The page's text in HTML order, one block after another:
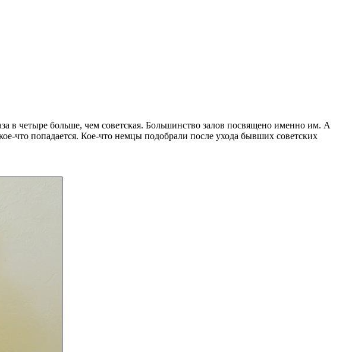
в четыре больше, чем советская. Большинство залов посвящено именно им. А
что попадается. Кое-что немцы подобрали после ухода бывших советских